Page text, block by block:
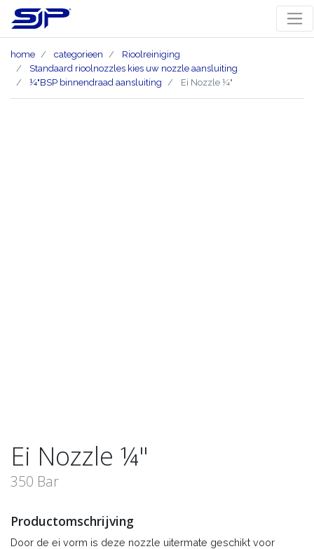
home categorieen
Rioolreiniging
Standaard rioolnozzles kies uw nozzle aansluiting
¼"BSP binnendraad aansluiting
Ei Nozzle ¼"
Ei Nozzle ¼"
350 Bar
Productomschrijving
Door de ei vorm is deze nozzle uitermate geschikt voor